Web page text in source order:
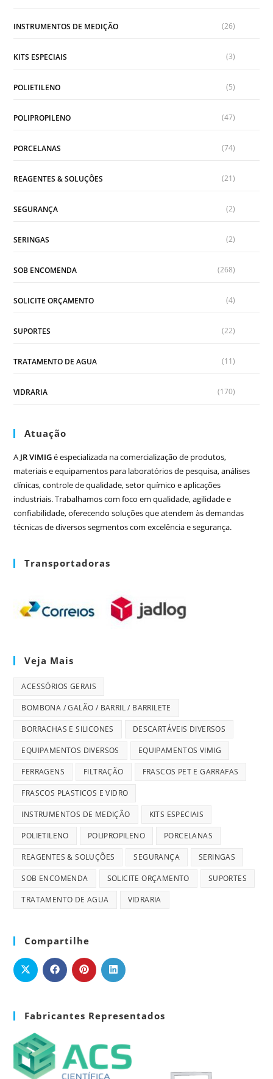
INSTRUMENTOS DE MEDIÇÃO (26)
KITS ESPECIAIS (3)
POLIETILENO (5)
POLIPROPILENO (47)
PORCELANAS (74)
REAGENTES & SOLUÇÕES (21)
SEGURANÇA (2)
SERINGAS (2)
SOB ENCOMENDA (268)
SOLICITE ORÇAMENTO (4)
SUPORTES (22)
TRATAMENTO DE AGUA (11)
VIDRARIA (170)
Atuação
A JR VIMIGé especializada na comercialização de produtos,
materiais e equipamentos para laboratórios de pesquisa, análises
clínicas, controle de qualidade, setor químico e aplicações
industriais. Trabalhamos com foco em qualidade, agilidade e
confiabilidade, oferecendo soluções que atendem às demandas
técnicas de diversos segmentos com excelência e segurança.
Transportadoras
Veja Mais
ACESSÓRIOS GERAIS
BOMBONA / GALÃO / BARRIL / BARRILETE
BORRACHAS E SILICONES DESCARTÁVEIS DIVERSOS
EQUIPAMENTOS DIVERSOS EQUIPAMENTOS VIMIG
FERRAGENS FILTRAÇÃO FRASCOS PET E GARRAFAS
FRASCOS PLASTICOS E VIDRO
INSTRUMENTOS DE MEDIÇÃO KITS ESPECIAIS
POLIETILENO POLIPROPILENO PORCELANAS
REAGENTES & SOLUÇÕES SEGURANÇA SERINGAS
SOB ENCOMENDA SOLICITE ORÇAMENTO SUPORTES
TRATAMENTO DE AGUA VIDRARIA
Compartilhe
Fabricantes Representados